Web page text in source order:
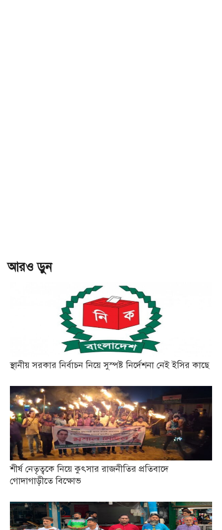
আরও ড়ুন
স্থানীয় সরকার নির্বাচন নিয়ে সুস্পষ্ট নির্দেশনা নেই ইসির কাছে
শীর্ষ নেতৃত্বকে নিয়ে কুৎসার রাজনীতির প্রতিবাদে
গোদাগাড়ীতে বিক্ষোভ